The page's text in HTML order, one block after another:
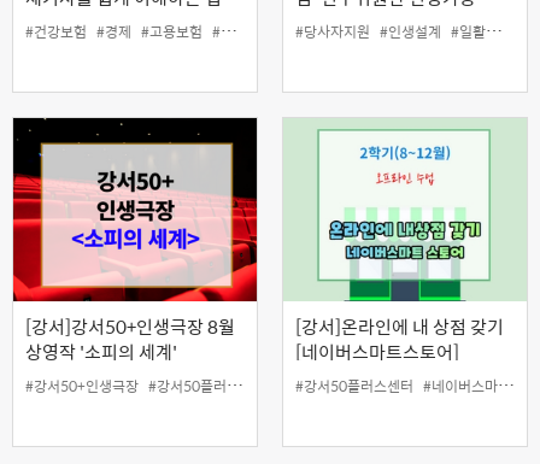
#건강보험 #경제 #고용보험 #국민연금 #기사 #당사자지원 #인생설계 #일활동
#당사자지원 #인생설계 #일활동지원
[강서]강서50+인생극장 8월
상영작 '소피의 세계'
#강서50+인생극장 #강서50플러스센터
[강서]온라인에 내 상점 갖기
[네이버스마트스토어]
#강서50플러스센터 #네이버스마트스토어